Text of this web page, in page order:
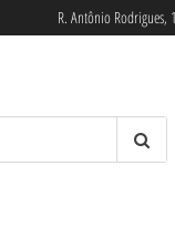
R. Antônio Rodrigues,